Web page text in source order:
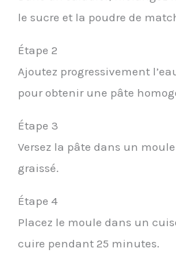
le sucre et la poudre de
Étape 2
Ajoutez progressivement
pour obtenir une pâte
Étape 3
Versez la pâte dans un
graissé.
Étape 4
Placez le moule dans un
cuire pendant 25 minutes.